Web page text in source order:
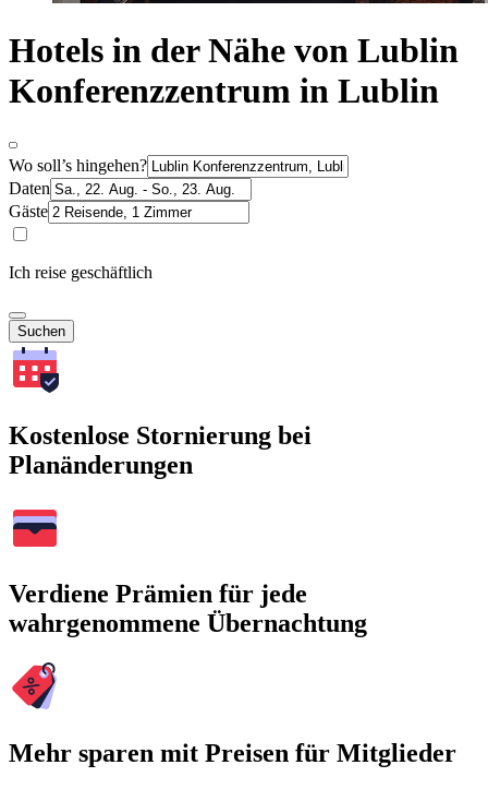
Hotels in der Nähe von Lublin
Konferenzzentrum in Lublin
Wo soll’s hingehen?
Daten
Gäste
Ich reise geschäftlich
Suchen
Kostenlose Stornierung bei
Planänderungen
Verdiene Prämien für jede
wahrgenommene Übernachtung
Mehr sparen mit Preisen für Mitglieder